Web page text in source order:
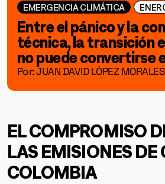
EMERGENCIA CLIMÁTICA
Entre el pánico y la
técnica, la transición
no puede convertirse
Por: JUAN DAVID LÓPEZ MORALES
EL COMPROMISO
LAS EMISIONES DE
COLOMBIA